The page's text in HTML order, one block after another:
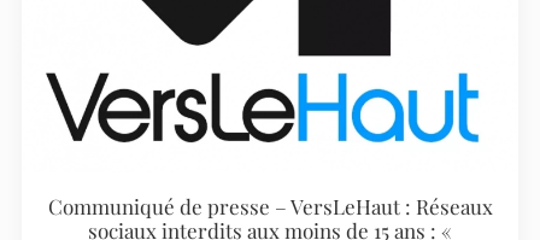
Communiqué de presse – VersLeHaut : Réseaux
sociaux interdits aux moins de 15 ans : «